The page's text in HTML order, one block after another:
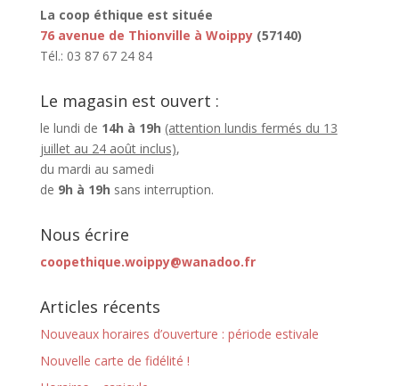
La coop éthique est située
76 avenue de Thionville à Woippy(57140)
Tél.: 03 87 67 24 84
Le magasin est ouvert :
le lundi de 14h à 19h (attention lundis fermés du 13
juillet au 24 août inclus),
du mardi au samedi
de 9h à 19h sans interruption.
Nous écrire
coopethique.woippy@wanadoo.fr
Articles récents
Nouveaux horaires d’ouverture : période estivale
Nouvelle carte de fidélité !